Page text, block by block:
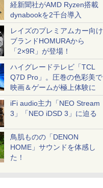
経新聞社がAMD Ryzen搭載
dynabookを2千台導入
レイズのプレミアムカー向け
ブランドHOMURAから
「2×9R」が登場！
ハイグレードテレビ「TCL
Q7D Pro」。圧巻の色彩美で
映画＆ゲームが極上体験に
iFi audio主力「NEO Stream
3」「NEO iDSD 3」に迫る
鳥肌ものの「DENON
HOME」サウンドを体感し
た！